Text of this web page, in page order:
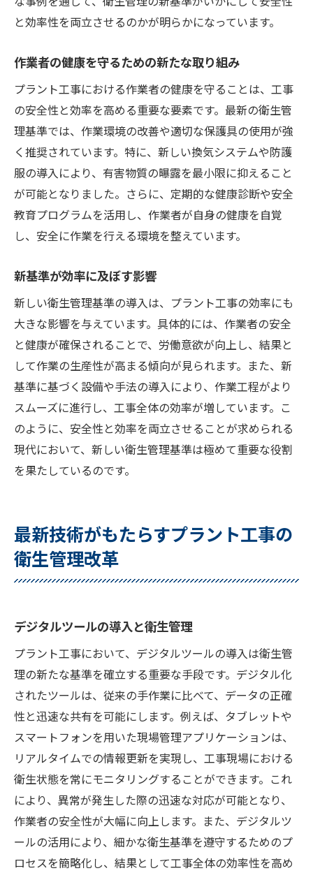
と効率性を両立させるのかが明らかになっています。
作業者の健康を守るための新たな取り組み
プラント工事における作業者の健康を守ることは、工事
の安全性と効率を高める重要な要素です。最新の衛生管
理基準では、作業環境の改善や適切な保護具の使用が強
く推奨されています。特に、新しい換気システムや防護
服の導入により、有害物質の曝露を最小限に抑えること
が可能となりました。さらに、定期的な健康診断や安全
教育プログラムを活用し、作業者が自身の健康を自覚
し、安全に作業を行える環境を整えています。
新基準が効率に及ぼす影響
新しい衛生管理基準の導入は、プラント工事の効率にも
大きな影響を与えています。具体的には、作業者の安全
と健康が確保されることで、労働意欲が向上し、結果と
して作業の生産性が高まる傾向が見られます。また、新
基準に基づく設備や手法の導入により、作業工程がより
スムーズに進行し、工事全体の効率が増しています。こ
のように、安全性と効率を両立させることが求められる
現代において、新しい衛生管理基準は極めて重要な役割
を果たしているのです。
最新技術がもたらすプラント工事の
衛生管理改革
デジタルツールの導入と衛生管理
プラント工事において、デジタルツールの導入は衛生管
理の新たな基準を確立する重要な手段です。デジタル化
されたツールは、従来の手作業に比べて、データの正確
性と迅速な共有を可能にします。例えば、タブレットや
スマートフォンを用いた現場管理アプリケーションは、
リアルタイムでの情報更新を実現し、工事現場における
衛生状態を常にモニタリングすることができます。これ
により、異常が発生した際の迅速な対応が可能となり、
作業者の安全性が大幅に向上します。また、デジタルツ
ールの活用により、細かな衛生基準を遵守するためのプ
ロセスを簡略化し、結果として工事全体の効率性を高め